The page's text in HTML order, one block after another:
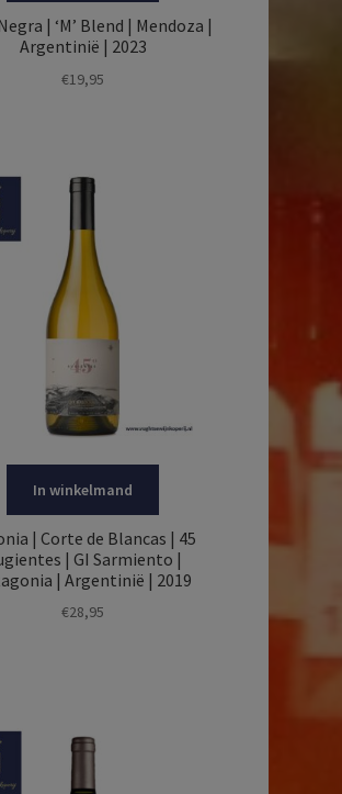
| ‘M’ Blend | Mendoza |
Argentinië | 2023
€19,95
In winkelmand
| Corte de Blancas | 45
| GI Sarmiento |
| Argentinië | 2019
€28,95